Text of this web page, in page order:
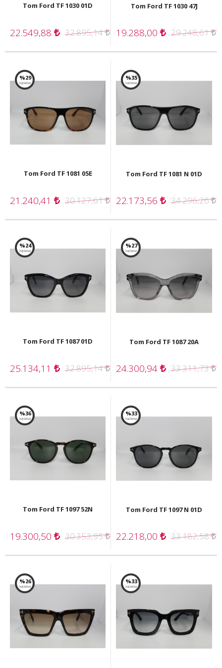
Tom Ford TF 1030 01D
22.549,88 32.895,14
Tom Ford TF 1030 47J
19.288,00 29.248,61
%29
İNDİRİM!
Tom Ford TF 1081 05E
21.240,41 30.127,61
%35
İNDİRİM!
Tom Ford TF 1081 N 01D
22.173,56 34.296,26
%24
İNDİRİM!
Tom Ford TF 1087 01D
25.134,11 32.895,14
%27
İNDİRİM!
Tom Ford TF 1087 20A
24.300,94 33.311,73
%36
İNDİRİM!
Tom Ford TF 1097 52N
19.300,50 30.353,95
%33
İNDİRİM!
Tom Ford TF 1097 N 01D
22.218,00 33.182,58
%26
İNDİRİM!
%33
İNDİRİM!